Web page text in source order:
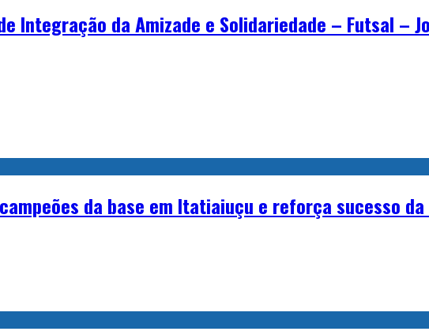
Integração da Amizade e Solidariedade – Futsal –
da base em Itatiaiuçu e reforça sucesso